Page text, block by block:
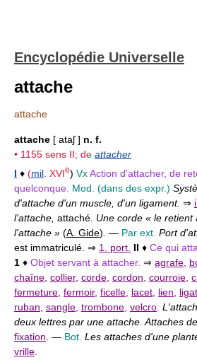
Encyclopédie Universelle
attache
attache
attache [ ataʃ ] n. f.
• 1155 sens II; de attacher
I ♦ (mil XVIe) VxAction d'attacher, de
quelconque. Mod. (dans des expr.)
d'attache d'un muscle, d'un ligament. ⇒
l'attache, attaché. Une corde « le
l'attache » (A. Gide) — Par ext. Port
est immatriculé. ⇒ 1. port. II ♦ Ce qui
1 ♦ Objet servant à attacher. ⇒ agrafe
chaîne collier, corde cordon courroie
fermeture fermoir, ficelle lacet lien
ruban sangle trombone velcro
deux lettres par une attache. Attaches
fixation — Bot. Les attaches d'une
vrille